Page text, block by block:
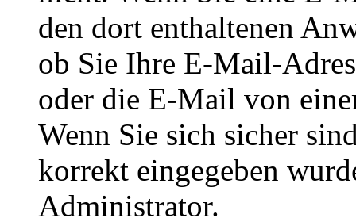
den dort enthaltenen
ob Sie Ihre E-Mail-
oder die E-Mail von
Wenn Sie sich sicher
korrekt eingegeben
Administrator.